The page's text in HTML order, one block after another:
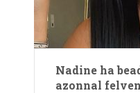
Nadine ha
azonnal